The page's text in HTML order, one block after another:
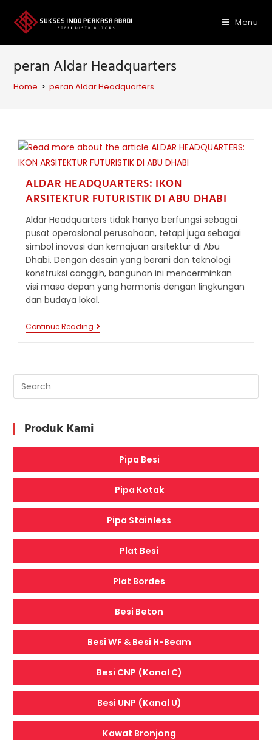
content
Menu
peran Aldar Headquarters
Home > peran Aldar Headquarters
ALDAR HEADQUARTERS: IKON
ARSITEKTUR FUTURISTIK DI ABU DHABI
Aldar Headquarters tidak hanya berfungsi sebagai
pusat operasional perusahaan, tetapi juga sebagai
simbol inovasi dan kemajuan arsitektur di Abu
Dhabi. Dengan desain yang berani dan teknologi
konstruksi canggih, bangunan ini mencerminkan
visi masa depan yang harmonis dengan lingkungan
dan budaya lokal.
Continue Reading ALDAR
HEADQUARTERS:
DI
DHABI
Produk Kami
Pipa Besi
Pipa Kotak
Pipa Stainless
Plat Besi
Plat Bordes
Besi Beton
Besi WF & Besi H-Beam
Besi CNP (Kanal C)
Besi UNP (Kanal U)
Kawat Bronjong